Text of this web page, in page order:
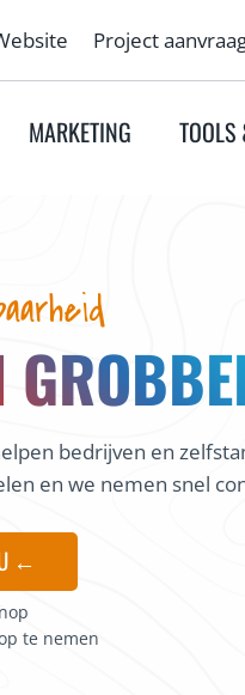
Project
MARKETING
bedrijven en
en we nemen snel
←
te nemen